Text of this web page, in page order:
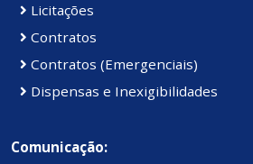
Licitações
Contratos
Contratos (Emergenciais)
Dispensas e Inexigibilidades
Comunicação: